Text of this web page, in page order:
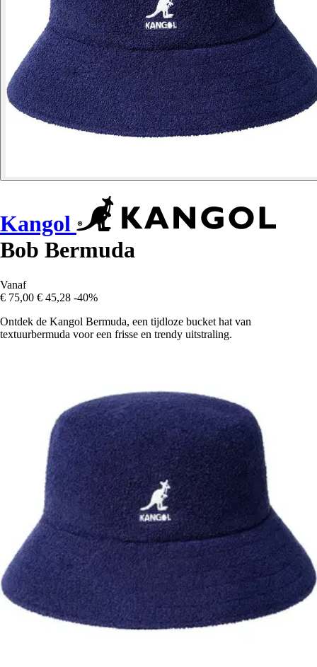
Kangol
Bob Bermuda
Vanaf
€ 75,00 € 45,28 -40%
Ontdek de Kangol Bermuda, een tijdloze bucket hat van
textuurbermuda voor een frisse en trendy uitstraling.